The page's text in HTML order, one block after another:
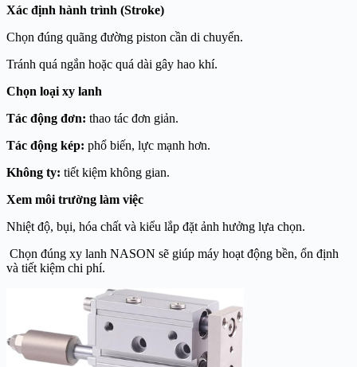
Xác định hành trình (Stroke)
Chọn đúng quãng đường piston cần di chuyển.
Tránh quá ngắn hoặc quá dài gây hao khí.
Chọn loại xy lanh
Tác động đơn: thao tác đơn giản.
Tác động kép: phổ biến, lực mạnh hơn.
Không ty: tiết kiệm không gian.
Xem môi trường làm việc
Nhiệt độ, bụi, hóa chất và kiểu lắp đặt ảnh hưởng lựa chọn.
Chọn đúng xy lanh NASON sẽ giúp máy hoạt động bền, ổn định
và tiết kiệm chi phí.